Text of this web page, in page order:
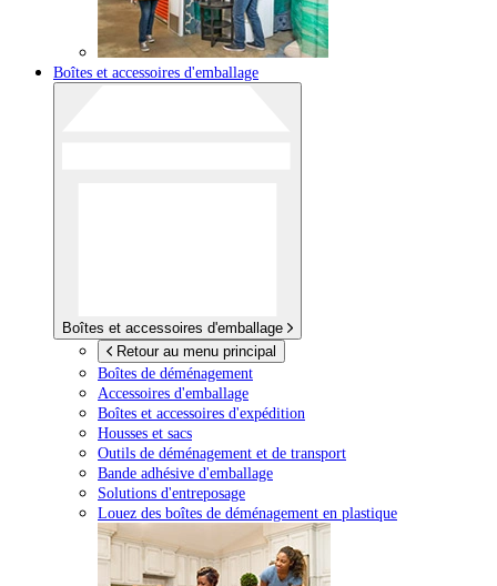
Boîtes et accessoires d'emballage
Boîtes et accessoires d'emballage
Retour au menu principal
Boîtes de déménagement
Accessoires d'emballage
Boîtes et accessoires d'expédition
Housses et sacs
Outils de déménagement et de transport
Bande adhésive d'emballage
Solutions d'entreposage
Louez des boîtes de déménagement en plastique